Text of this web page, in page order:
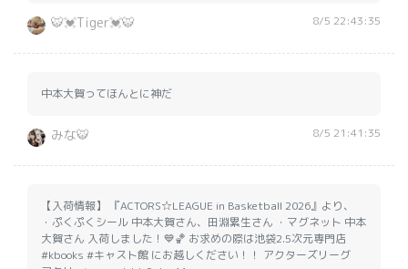
🐯💓Tiger💓🐯 8/5 22:43:35
中本大賀ってほんとに神だ
みな🐯 8/5 21:41:35
【入荷情報】 『ACTORS☆LEAGUE in Basketball 2026』より、
・ぷくぷくシール 中本大賀さん、田淵累生さん ・マグネット 中本
大賀さん 入荷しました！💙🏀 お求めの際は池袋2.5次元専門店
#kbooks #キャスト館 にお越しください！！ アクターズリーグ